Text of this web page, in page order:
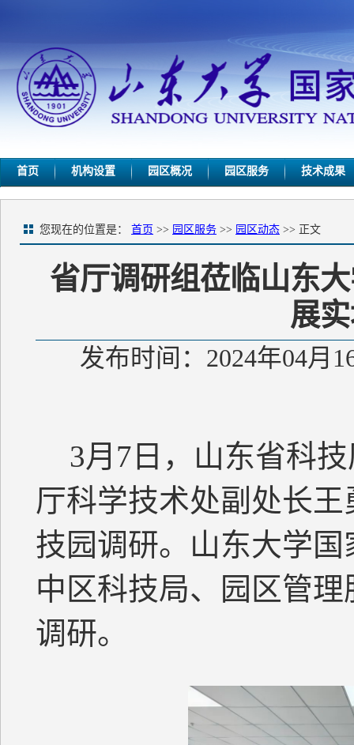
首页 机构设置 园区概况 园区服务 技术成果
您现在的位置是： 首页 >> 园区服务 >> 园区动态 >> 正文
省厅调研组莅临山东
展
发布时间：2024年04
3月7日，山东省科
厅科学技术处副处长
技园调研。山东大学
中区科技局、园区管
调研。